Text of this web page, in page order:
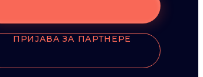
ПРИЈАВА ЗА ПАРТНЕРЕ